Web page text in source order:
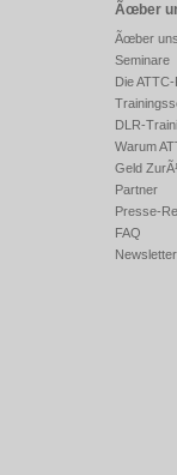
Ãœber
Ãœber
Seminare
Die
DLR-
Warum
Geld
Partner
Presse-
FAQ
Newsletter